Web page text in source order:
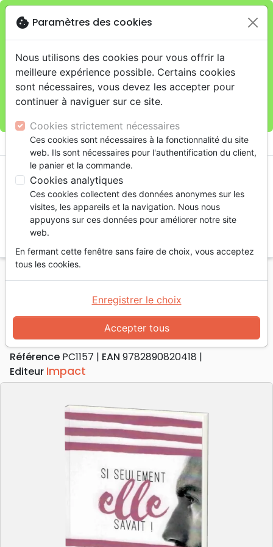
Je veux retirer ma commande au 4, rue Audubon
(Gare de Lyon), Parisclose
warningCette boutique en ligne est limitée au retrait en
magasin.
Pour les livraisons à domicile, veuillez passer vos
commandes sur la boutique La Maison de la Bible
shopping_cart
Accueil Livres Famille, couple
Mariage
Si seulement elle savait!
Si seulement elle savait!
Auteur :Gary Smalley
Référence PC1157 EAN 9782890820418
Editeur Impact
cookie Paramètres des cookies
Nous utilisons des cookies pour vous offrir la
meilleure expérience possible. Certains cookies
sont nécessaires, vous devez les accepter pour
continuer à naviguer sur ce site.
Cookies strictement nécessaires
Ces cookies sont nécessaires à la fonctionnalité du site
web. Ils sont nécessaires pour l'authentification du client,
le panier et la commande.
Cookies analytiques
Ces cookies collectent des données anonymes sur les
visites, les appareils et la navigation. Nous nous
appuyons sur ces données pour améliorer notre site
web.
En fermant cette fenêtre sans faire de choix, vous acceptez
tous les cookies.
Accepter tous
Enregistrer le choix